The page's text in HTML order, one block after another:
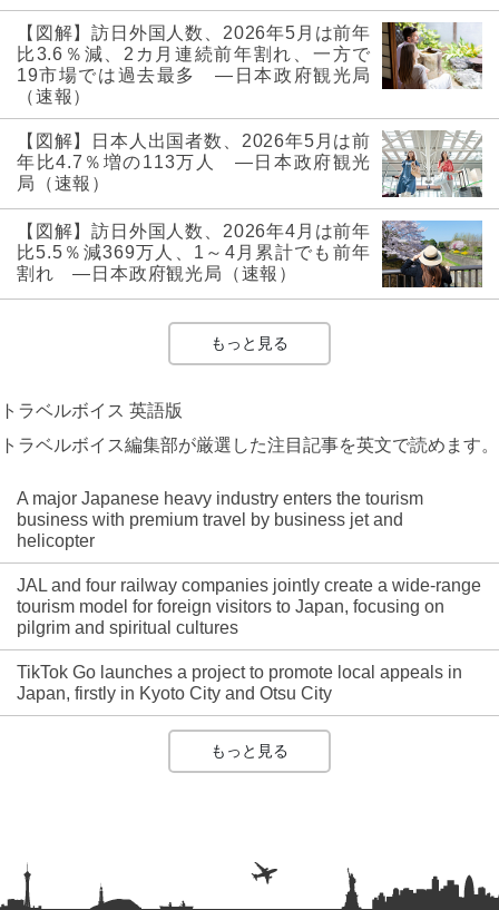
【図解】訪日外国人数、2026年5月は前年
比3.6％減、2カ月連続前年割れ、一方で
19市場では過去最多 ―日本政府観光局
（速報）
【図解】日本人出国者数、2026年5月は前
年比4.7％増の113万人 ―日本政府観光
局（速報）
【図解】訪日外国人数、2026年4月は前年
比5.5％減369万人、1～4月累計でも前年
割れ ―日本政府観光局（速報）
もっと見る
トラベルボイス 英語版
トラベルボイス編集部が厳選した注目記事を英文で読めます。
A major Japanese heavy industry enters the tourism
business with premium travel by business jet and
helicopter
JAL and four railway companies jointly create a wide-range
tourism model for foreign visitors to Japan, focusing on
pilgrim and spiritual cultures
TikTok Go launches a project to promote local appeals in
Japan, firstly in Kyoto City and Otsu City
もっと見る